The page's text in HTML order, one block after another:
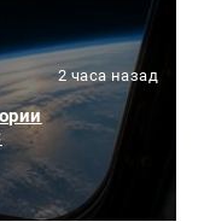
2 часа назад